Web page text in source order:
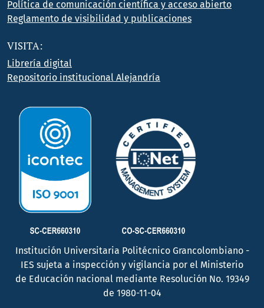
Política de comunicación científica y acceso abierto
Reglamento de visibilidad y publicaciones
VISITA:
Librería digital
Repositorio institucional Alejandría
Institución Universitaria Politécnico Grancolombiano -
IES sujeta a inspección y vigilancia por el Ministerio
de Educación nacional mediante Resolución No. 19349
de 1980-11-04